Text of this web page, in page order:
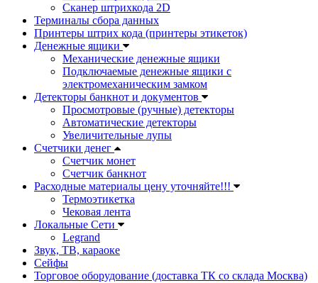
Сканер штрихкода 2D
Терминалы сбора данных
Принтеры штрих кода (принтеры этикеток)
Денежные ящики
Механические денежные ящики
Подключаемые денежные ящики с
электромеханическим замком
Детекторы банкнот и документов
Просмотровые (ручные) детекторы
Автоматические детекторы
Увеличительные лупы
Счетчики денег
Счетчик монет
Счетчик банкнот
Расходные материалы цену уточняйте!!!
Термоэтикетка
Чековая лента
Локальные Сети
Legrand
Звук, ТВ, караоке
Сейфы
Торговое оборудование (доставка ТК со склада Москва)